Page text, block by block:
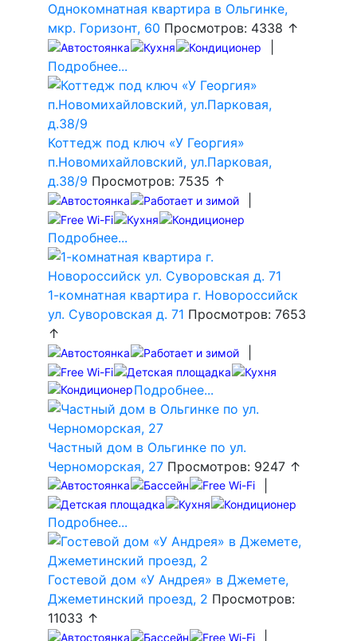
Однокомнатная квартира в Ольгинке,
мкр. Горизонт, 60 Просмотров: 4338 ↑
Подробнее...
Коттедж под ключ «У Георгия»
п.Новомихайловский, ул.Парковая,
д.38/9 Просмотров: 7535 ↑
Подробнее...
1-комнатная квартира г. Новороссийск
ул. Суворовская д. 71 Просмотров: 7653
↑
Подробнее...
Частный дом в Ольгинке по ул.
Черноморская, 27 Просмотров: 9247 ↑
Подробнее...
Гостевой дом «У Андрея» в Джемете,
Джеметинский проезд, 2 Просмотров:
11033 ↑